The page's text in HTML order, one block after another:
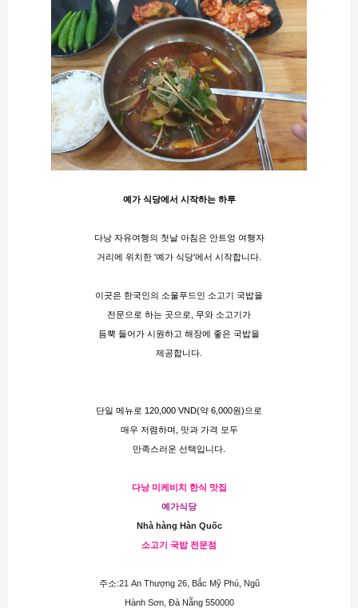
예가 식당에서 시작하는 하루
다낭 자유여행의 첫날 아침은 안트엉 여행자
거리에 위치한 '예가 식당'에서 시작합니다.
이곳은 한국인의 소울푸드인 소고기 국밥을
전문으로 하는 곳으로, 무와 소고기가
듬뿍 들어가 시원하고 해장에 좋은 국밥을
제공합니다.
단일 메뉴로 120,000 VND(약 6,000원)으로
매우 저렴하며, 맛과 가격 모두
만족스러운 선택입니다.
다낭 미케비치 한식 맛집
예가식당
Nhà hàng Hàn Quốc
소고기 국밥 전문점
주소:21 An Thượng 26, Bắc Mỹ Phú, Ngũ
Hành Sơn, Đà Nẵng 550000